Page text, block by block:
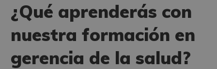
¿Qué aprenderás con
nuestra formación en
gerencia de la salud?